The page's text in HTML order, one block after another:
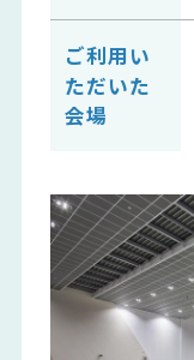
ご利用い
ただいた
会場